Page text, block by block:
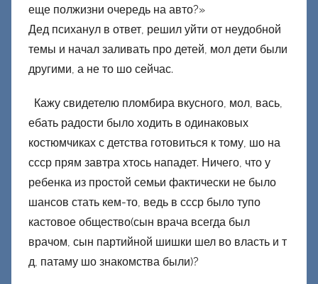
еще полжизни очередь на авто?»
Дед психанул в ответ, решил уйти от неудобной
темы и начал заливать про детей, мол дети были
другими, а не то шо сейчас.
Кажу свидетелю пломбира вкусного, мол, вась,
ебать радости было ходить в одинаковых
костюмчиках с детства готовиться к тому, шо на
ссср прям завтра хтось нападет. Ничего, что у
ребенка из простой семьи фактически не было
шансов стать кем-то, ведь в ссср было тупо
кастовое общество(сын врача всегда был
врачом, сын партийной шишки шел во власть и т
д, патаму шо знакомства были)?